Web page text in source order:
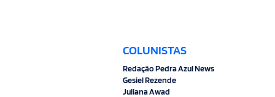
COLUNISTAS
Redação Pedra Azul News
Gesiel Rezende
Juliana Awad